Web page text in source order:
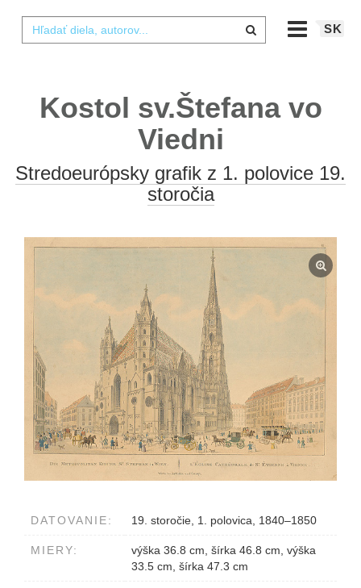
SK
Kostol sv.Štefana vo
Viedni
Stredoeurópsky grafik z 1. polovice 19.
storočia
DATOVANIE: 19. storočie, 1. polovica, 1840–1850
MIERY:
výška 36.8 cm, šírka 46.8 cm, výška
33.5 cm, šírka 47.3 cm